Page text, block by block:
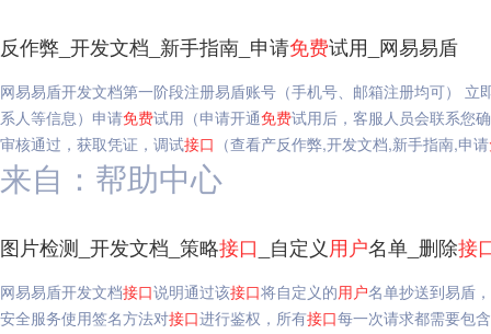
反作弊_开发文档_新手指南_申请免费试用_网易易盾
网易易盾开发文档第一阶段注册易盾账号（手机号、邮箱注册均可）
系人等信息）申请免费试用（申请开通免费试用后，客服人员会联系您
审核通过，获取凭证，调试接口 （查看产反作弊,开发文档,新手指南,申请
来自：帮助中心
图片检测_开发文档_策略接口 _自定义用户名单_删除接
网易易盾开发文档接口说明通过该接口将自定义的用户名单抄送到易盾
安全服务使用签名方法对接口进行鉴权，所有接口每一次请求都需要包